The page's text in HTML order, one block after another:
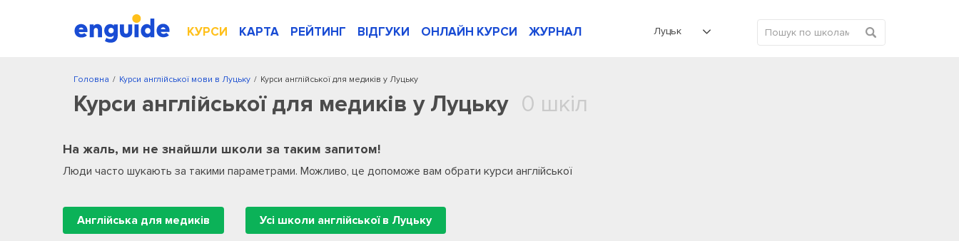
КУРСИ КАРТА РЕЙТИНГ ВІДГУКИ ОНЛАЙН КУРСИ ЖУРНАЛ Луцьк
/
Головна /
Курси англійської мови в Луцьку Курси англійської для медиків у Луцьку
Курси англійської для медиків у Луцьку 0 шкіл
На жаль, ми не знайшли школи за таким запитом!
Люди часто шукають за такими параметрами. Можливо, це допоможе вам обрати курси англійської
Англійська для медиків Усі школи англійської в Луцьку